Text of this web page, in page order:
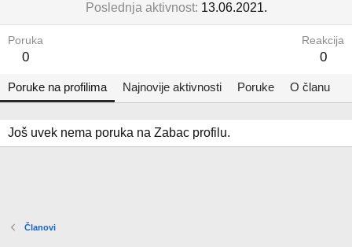
Poslednja aktivnost 13.06.2021.
Poruka
0
Reakcija
0
Poruke na profilima Najnovije aktivnosti Poruke O članu
Još uvek nema poruka na Zabac profilu.
Članovi